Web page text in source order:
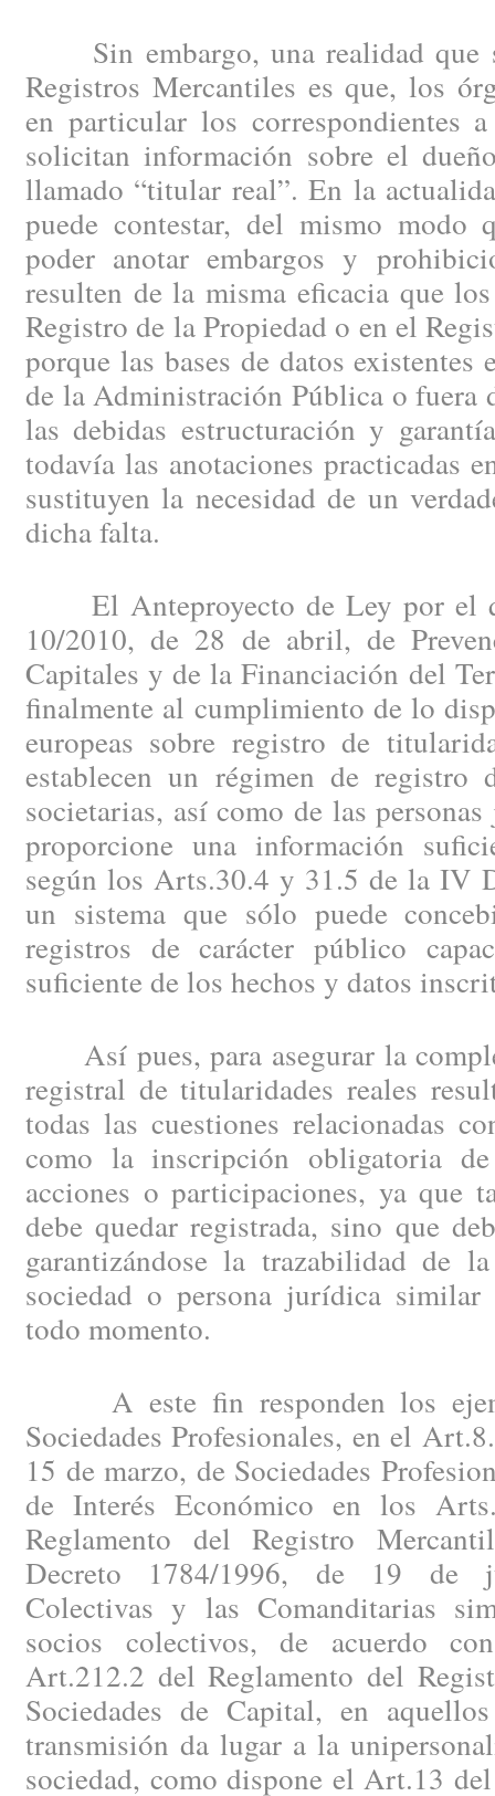
Sin embargo, una realidad que
Registros Mercantiles es que, los
en particular los correspondientes
solicitan información sobre el
llamado “titular real”. En la
puede contestar, del mismo modo
poder anotar embargos y
resulten de la misma eficacia que
Registro de la Propiedad o en el
porque las bases de datos
de la Administración Pública o fuera
las debidas estructuración y
todavía las anotaciones practicadas
sustituyen la necesidad de un
dicha falta.
El Anteproyecto de Ley por el
10/2010, de 28 de abril, de
Capitales y de la Financiación del
finalmente al cumplimiento de lo
europeas sobre registro de
establecen un régimen de registro
societarias, así como de las
proporcione una información
según los Arts.30.4 y 31.5 de la IV
un sistema que sólo puede
registros de carácter público
suficiente de los hechos y datos
Así pues, para asegurar la
registral de titularidades reales
todas las cuestiones relacionadas
como la inscripción obligatoria
acciones o participaciones, ya que
debe quedar registrada, sino que
garantizándose la trazabilidad de
sociedad o persona jurídica
todo momento.
A este fin responden los
Sociedades Profesionales, en el
15 de marzo, de Sociedades
de Interés Económico en los
Reglamento del Registro
Decreto 1784/1996, de 19 de
Colectivas y las Comanditarias
socios colectivos, de acuerdo
Art.212.2 del Reglamento del
Sociedades de Capital, en
transmisión da lugar a la
sociedad, como dispone el Art.13